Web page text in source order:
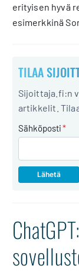
erityisen hyvä
esimerkkinä
TILAA
Sijoittaja.fi:n
artikkelit.
Sähköposti*